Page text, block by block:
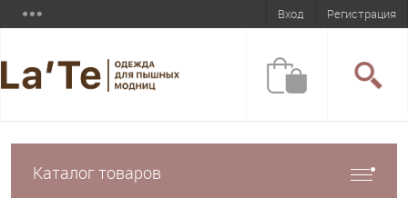
Вход Регистрация
Каталог товаров